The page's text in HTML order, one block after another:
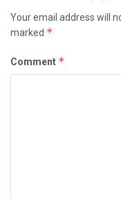
Your email address will
marked *
Comment *